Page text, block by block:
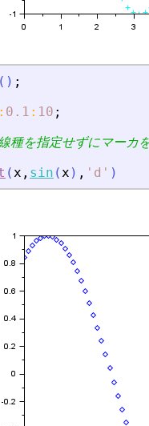
( ) ;
: 0.1 : 10 ;
を指定せずにマーカ
(x , sin (x ) , ' d ' )